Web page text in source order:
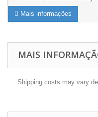
Mais informações
MAIS
Shipping costs may vary